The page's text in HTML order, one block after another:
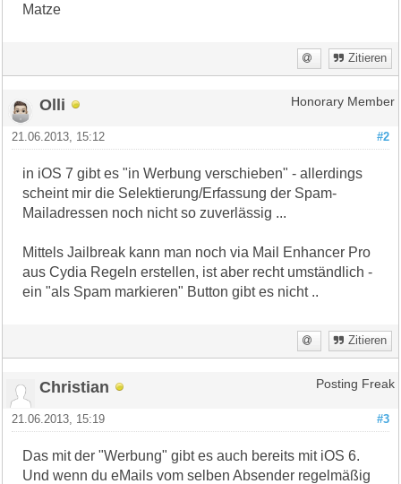
Matze
Zitieren
Olli Honorary Member
#2
21.06.2013, 15:12
in iOS 7 gibt es "in Werbung verschieben" - allerdings
scheint mir die Selektierung/Erfassung der Spam-
Mailadressen noch nicht so zuverlässig ...
Mittels Jailbreak kann man noch via Mail Enhancer Pro
aus Cydia Regeln erstellen, ist aber recht umständlich -
ein "als Spam markieren" Button gibt es nicht ..
Zitieren
Christian Posting Freak
#3
21.06.2013, 15:19
Das mit der "Werbung" gibt es auch bereits mit iOS 6.
Und wenn du eMails vom selben Absender regelmäßig